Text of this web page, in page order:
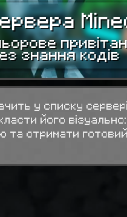
знання кодів
у списку
його
та отримати